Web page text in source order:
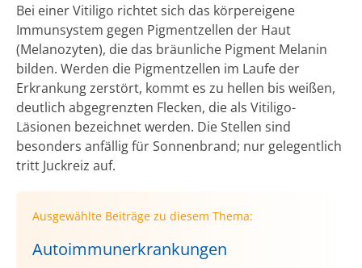
Bei einer Vitiligo richtet sich das körpereigene
Immunsystem gegen Pigmentzellen der Haut
(Melanozyten), die das bräunliche Pigment Melanin
bilden. Werden die Pigmentzellen im Laufe der
Erkrankung zerstört, kommt es zu hellen bis weißen,
deutlich abgegrenzten Flecken, die als Vitiligo-
Läsionen bezeichnet werden. Die Stellen sind
besonders anfällig für Sonnenbrand; nur gelegentlich
tritt Juckreiz auf.
Ausgewählte Beiträge zu diesem Thema:
Autoimmunerkrankungen